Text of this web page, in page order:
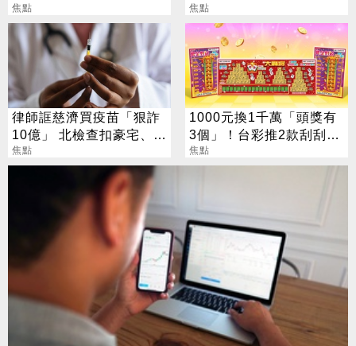
款最糟錯9成
焦點
報廢
焦點
律師誆慈濟買疫苗「狠詐
10億」 北檢查扣豪宅、搜
出158公斤黃金
焦點
1000元換1千萬「頭獎有
3個」！台彩推2款刮刮樂
總獎金逾33億
焦點